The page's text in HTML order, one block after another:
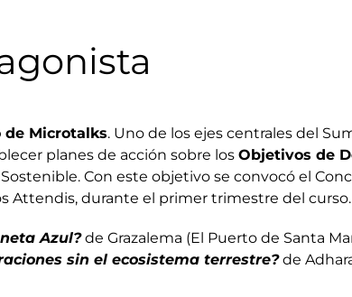
de Microtalks. Uno de los ejes centrales del
planes de acción sobre los Objetivos de
Con este objetivo se convocó el
Attendis, durante el primer trimestre del curso.
Azul? de Grazalema (El Puerto de Santa
sin el ecosistema terrestre? de